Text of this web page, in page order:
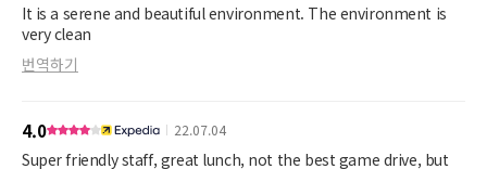
It is a serene and beautiful environment. The environment is
very clean
번역하기
4.0 22.07.04
Super friendly staff, great lunch, not the best game drive, but